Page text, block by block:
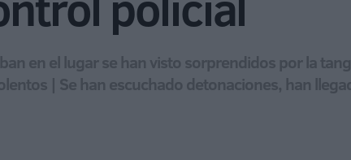
en el lugar se han visto sorprendidos por la
| Se han escuchado detonaciones, han